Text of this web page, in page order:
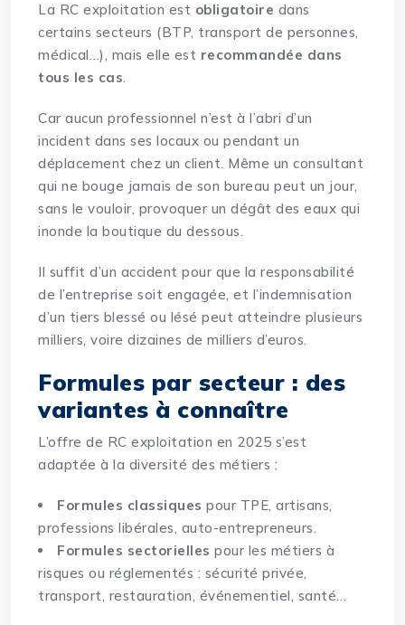
La RC exploitation est obligatoire dans
certains secteurs (BTP, transport de personnes,
médical…), mais elle est recommandée dans
tous les cas.
Car aucun professionnel n’est à l’abri d’un
incident dans ses locaux ou pendant un
déplacement chez un client. Même un consultant
qui ne bouge jamais de son bureau peut un jour,
sans le vouloir, provoquer un dégât des eaux qui
inonde la boutique du dessous.
Il suffit d’un accident pour que la responsabilité
de l’entreprise soit engagée, et l’indemnisation
d’un tiers blessé ou lésé peut atteindre plusieurs
milliers, voire dizaines de milliers d’euros.
Formules par secteur : des
variantes à connaître
L’offre de RC exploitation en 2025 s’est
adaptée à la diversité des métiers :
Formules classiques pour TPE, artisans,
professions libérales, auto-entrepreneurs.
Formules sectorielles pour les métiers à
risques ou réglementés : sécurité privée,
transport, restauration, événementiel, santé…